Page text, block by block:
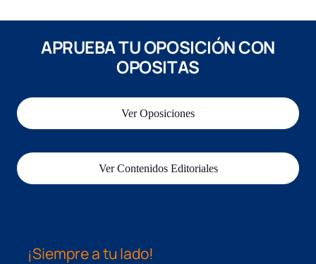
APRUEBA TU OPOSICIÓN CON
OPOSITAS
Ver Oposiciones
Ver Contenidos Editoriales
¡Siempre a tu lado!